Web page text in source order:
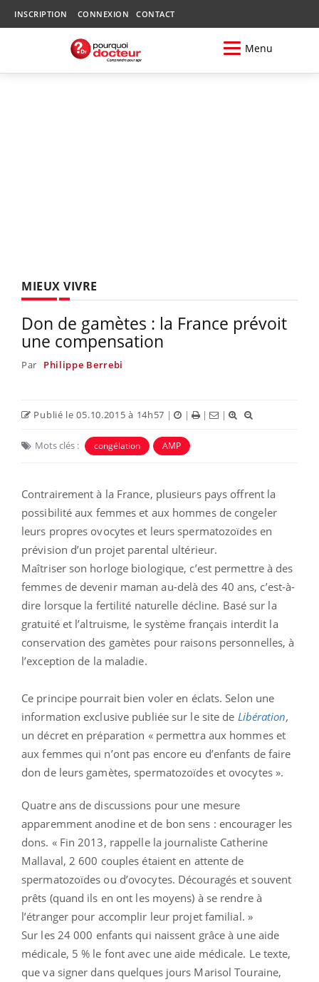
INSCRIPTION CONNEXION CONTACT
Menu
MIEUX VIVRE
Don de gamètes : la France prévoit
une compensation
Par Philippe Berrebi
Publié le 05.10.2015 à 14h57 | | | |
Mots clés : congélation AMP
Contrairement à la France, plusieurs pays offrent la
possibilité aux femmes et aux hommes de congeler
leurs propres ovocytes et leurs spermatozoïdes en
prévision d’un projet parental ultérieur.
Maîtriser son horloge biologique, c’est permettre à des
femmes de devenir maman au-delà des 40 ans, c’est-à-
dire lorsque la fertilité naturelle décline. Basé sur la
gratuité et l’altruisme, le système français interdit la
conservation des gamètes pour raisons personnelles, à
l’exception de la maladie.
Ce principe pourrait bien voler en éclats. Selon une
information exclusive publiée sur le site de Libération,
un décret en préparation « permettra aux hommes et
aux femmes qui n’ont pas encore eu d’enfants de faire
don de leurs gamètes, spermatozoïdes et ovocytes ».
Quatre ans de discussions pour une mesure
apparemment anodine et de bon sens : encourager les
dons. « Fin 2013, rappelle la journaliste Catherine
Mallaval, 2 600 couples étaient en attente de
spermatozoïdes ou d’ovocytes. Découragés et souvent
prêts (quand ils en ont les moyens) à se rendre à
l’étranger pour accomplir leur projet familial. »
Sur les 24 000 enfants qui naissent grâce à une aide
médicale, 5 % le font avec une aide médicale. Le texte,
que va signer dans quelques jours Marisol Touraine,